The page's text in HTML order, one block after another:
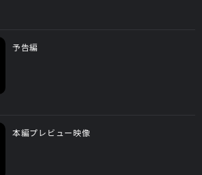
予告編
本編プレビュー映像